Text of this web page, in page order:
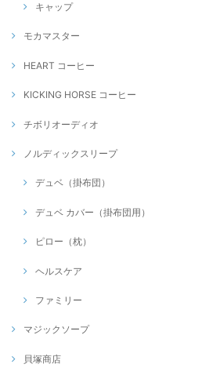
キャップ
モカマスター
HEART コーヒー
KICKING HORSE コーヒー
チボリオーディオ
ノルディックスリープ
デュベ（掛布団）
デュベ カバー（掛布団用）
ピロー（枕）
ヘルスケア
ファミリー
マジックソープ
貝塚商店